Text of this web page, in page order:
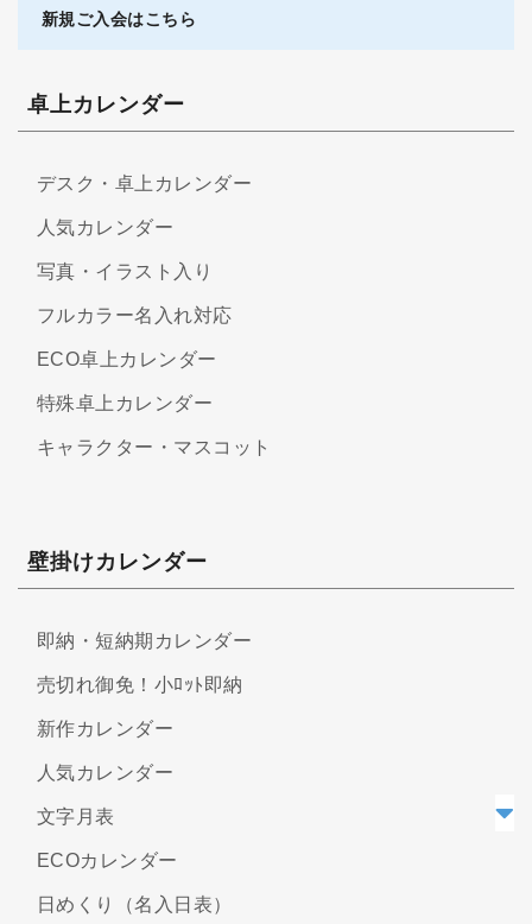
新規ご入会はこちら
卓上カレンダー
デスク・卓上カレンダー
人気カレンダー
写真・イラスト入り
フルカラー名入れ対応
ECO卓上カレンダー
特殊卓上カレンダー
キャラクター・マスコット
壁掛けカレンダー
即納・短納期カレンダー
売切れ御免！小ﾛｯﾄ即納
新作カレンダー
人気カレンダー
文字月表
ECOカレンダー
日めくり（名入日表）